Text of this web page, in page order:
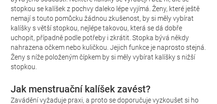
stopkou se kalíšek z pochvy daleko lépe vyjímá. Ženy, které ještě
nemají s touto pomůcku žádnou zkušenost, by si měly vybírat
kalíšky s větší stopkou, nejlépe takovou, která se dá dobře
uchopit, případně podle potřeby i zkrátit. Stopka bývá někdy
nahrazena očkem nebo kuličkou. Jejich funkce je naprosto stejná.
Ženy s níže položeným čípkem by si měly vybírat kalíšky s nižší
stopkou.
Jak menstruační kalíšek zavést?
Zavádění vyžaduje praxi, a proto se doporučuje vyzkoušet si ho